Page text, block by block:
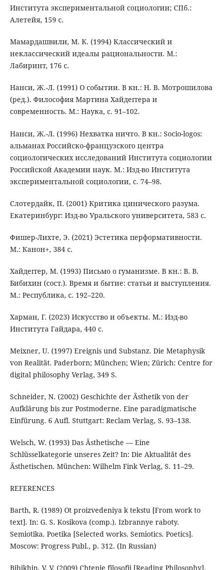
Института экспериментальной социологии; СПб.:
Алетейя, 159 с.
Мамардашвили, М. К. (1994) Классический и
неклассический идеалы рациональности. М.:
Лабиринт, 176 с.
Нанси, Ж.-Л. (1991) О событии. В кн.: Н. В. Мотрошилова
(ред.). Философия Мартина Хайдеггера и
современность. М.: Наука, с. 91–102.
Нанси, Ж.-Л. (1996) Нехватка ничто. В кн.: Socio-logos:
альманах Российско-французского центра
социологических исследований Института социологии
Российской Академии наук. М.: Изд-во Института
экспериментальной социологии, с. 74–98.
Слотердайк, П. (2001) Критика цинического разума.
Екатеринбург: Изд-во Уральского университета, 583 с.
Фишер-Лихте, Э. (2021) Эстетика перформативности.
М.: Канон+, 384 с.
Хайдеггер, М. (1993) Письмо о гуманизме. В кн.: В. В.
Бибихин (сост.). Время и бытие: статьи и выступления.
М.: Республика, с. 192–220.
Харман, Г. (2023) Искусство и объекты. М.: Изд-во
Института Гайдара, 440 с.
Meixner, U. (1997) Ereignis und Substanz. Die Metaphysik
von Realität. Paderborn; München; Wien; Zürich: Centre for
digital philosophy Verlag, 349 S.
Schneider, N. (2002) Geschichte der Ästhetik von der
Aufklärung bis zur Postmoderne. Eine paradigmatische
Einfürung. 6 Aufl. Stuttgart: Reclam Verlag, S. 93–138.
Welsch, W. (1993) Das Ästhetische — Eine
Schlüsselkategorie unseres Zeit? In: Die Aktualităt des
Ästhetischen. München: Wilhelm Fink Verlag, S. 11–29.
REFERENCES
Barth, R. (1989) Ot proizvedeniya k tekstu [From work to
text]. In: G. S. Kosikova (comp.). Izbrannye raboty.
Semiotika. Poetika [Selected works. Semiotics. Poetics].
Moscow: Progress Publ., p. 312. (In Russian)
Bibikhin, V. V. (2009) Chtenie filosofii [Reading Philosophy].